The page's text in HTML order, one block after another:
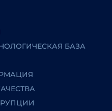
БАЗА